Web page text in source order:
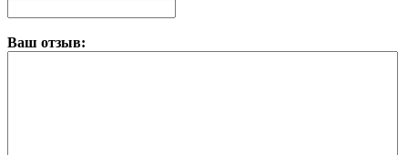
Ваш отзыв: